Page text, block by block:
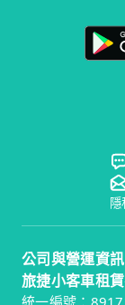
隱
公司與營運資訊
旅捷小客車租